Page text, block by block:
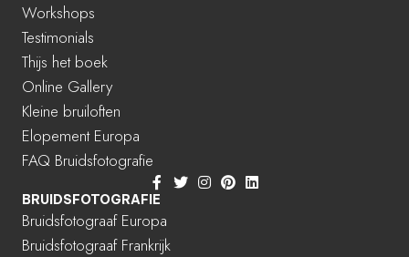
Workshops
Testimonials
Thijs het boek
Online Gallery
Kleine bruiloften
Elopement Europa
FAQ Bruidsfotografie
BRUIDSFOTOGRAFIE
Bruidsfotograaf Europa
Bruidsfotograaf Frankrijk